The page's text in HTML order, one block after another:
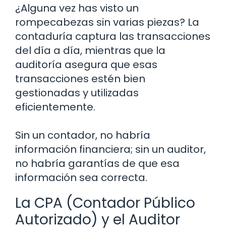
¿Alguna vez has visto un
rompecabezas sin varias piezas? La
contaduría captura las transacciones
del día a día, mientras que la
auditoría asegura que esas
transacciones estén bien
gestionadas y utilizadas
eficientemente.
Sin un contador, no habría
información financiera; sin un auditor,
no habría garantías de que esa
información sea correcta.
La CPA (Contador Público
Autorizado) y el Auditor